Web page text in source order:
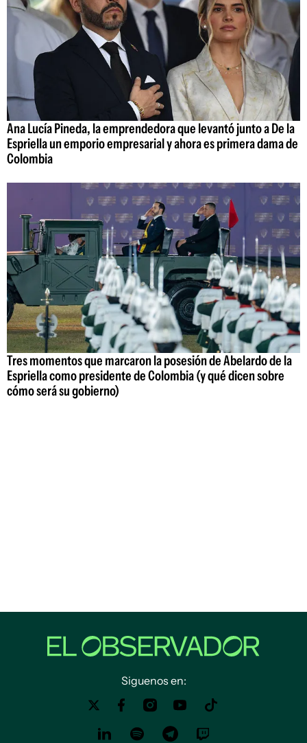
Ana Lucía Pineda, la emprendedora que levantó junto a De la
Espriella un emporio empresarial y ahora es primera dama de
Colombia
Tres momentos que marcaron la posesión de Abelardo de la
Espriella como presidente de Colombia (y qué dicen sobre
cómo será su gobierno)
Siguenos en: